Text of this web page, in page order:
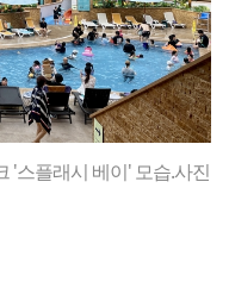
'스플래시 베이' 모습.사진